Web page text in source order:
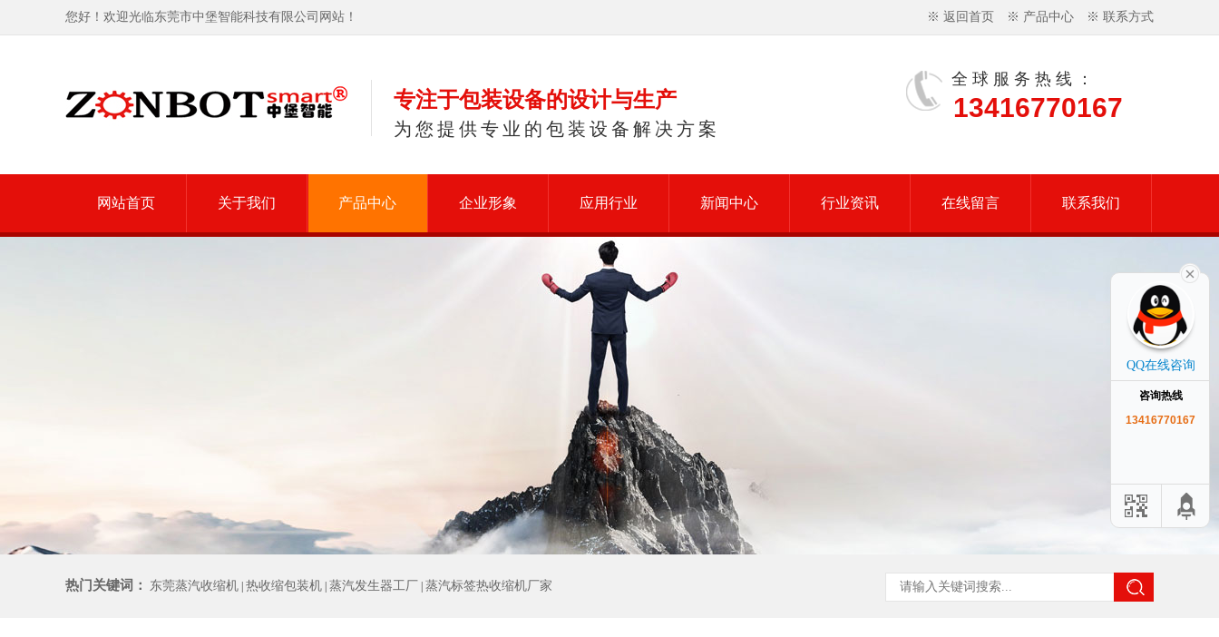
您好！欢迎光临东莞市中堡智能科技有限公司网站！ ※ 返回首页 ※ 产品中心 ※ 联系方式
专注于包装设备的设计与生产
为您提供专业的包装设备解决方案
全球服务热线：
13416770167
网站首页 关于我们 产品中心 企业形象 应用行业 新闻中心 行业资讯 在线留言 联系我们
热门关键词： 东莞蒸汽收缩机 热收缩包装机 蒸汽发生器工厂 蒸汽标签热收缩机厂家
QQ在线咨询
咨询热线
13416770167